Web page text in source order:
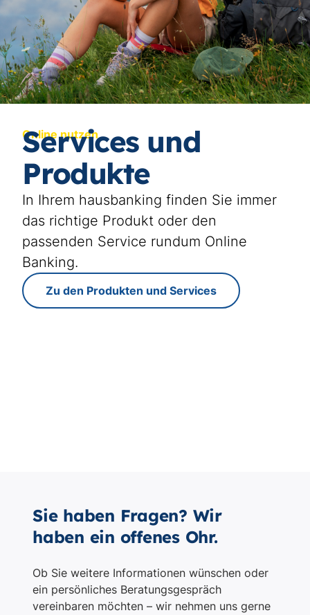
Sie haben Fragen? Wir
haben ein offenes Ohr.
Ob Sie weitere Informationen wünschen oder
ein persönliches Beratungsgespräch
vereinbaren möchten – wir nehmen uns gerne